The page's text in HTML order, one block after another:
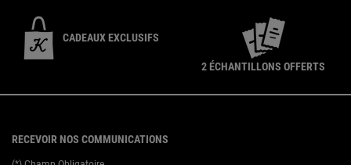
CADEAUX EXCLUSIFS
2 ÉCHANTILLONS OFFERTS
RECEVOIR NOS COMMUNICATIONS